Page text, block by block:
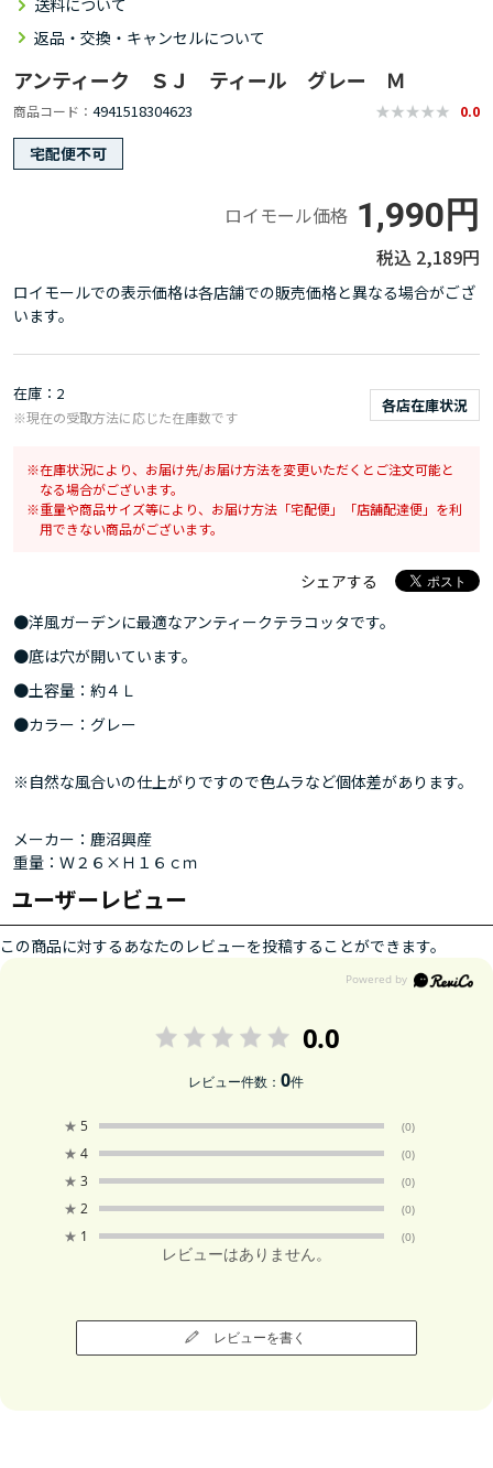
送料について
返品・交換・キャンセルについて
アンティーク ＳＪ ティール グレー Ｍ
商品コード 4941518304623 0.0
宅配便不可
ロイモール価格 1,990円
2,189円
ロイモールでの表示価格は各店舗での販売価格と異なる場合がござ
います。
在庫 2
各店在庫状況
※現在の受取方法に応じた在庫数です
在庫状況により、お届け先/お届け方法を変更いただくとご注文可能と
なる場合がございます。
重量や商品サイズ等により、お届け方法「宅配便」「店舗配達便」を利
用できない商品がございます。
シェアする
●洋風ガーデンに最適なアンティークテラコッタです。
●底は穴が開いています。
●土容量：約４Ｌ
●カラー：グレー
※自然な風合いの仕上がりですので色ムラなど個体差があります。
メーカー：鹿沼興産
重量：Ｗ２６×Ｈ１６ｃｍ
ユーザーレビュー
この商品に対するあなたのレビューを投稿することができます。
0.0
レビュー件数：0件
★ 5 (0)
★ 4 (0)
★ 3 (0)
★ 2 (0)
★ 1 (0)
レビューはありません。
レビューを書く